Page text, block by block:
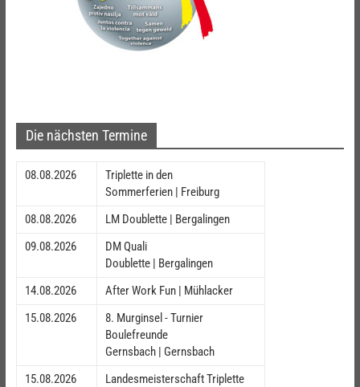
Die nächsten Termine
08.08.2026
Triplette in den
Sommerferien | Freiburg
08.08.2026
LM Doublette | Bergalingen
09.08.2026
DM Quali
Doublette | Bergalingen
14.08.2026
After Work Fun | Mühlacker
15.08.2026
8. Murginsel - Turnier
Boulefreunde
Gernsbach | Gernsbach
15.08.2026
Landesmeisterschaft Triplette